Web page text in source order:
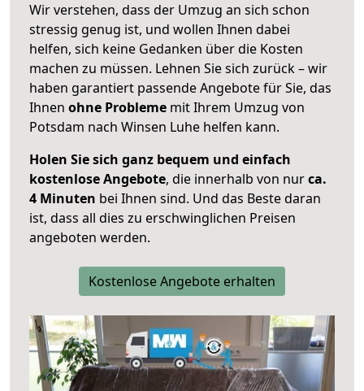
Wir verstehen, dass der Umzug an sich schon
stressig genug ist, und wollen Ihnen dabei
helfen, sich keine Gedanken über die Kosten
machen zu müssen. Lehnen Sie sich zurück – wir
haben garantiert passende Angebote für Sie, das
Ihnen ohne Probleme mit Ihrem Umzug von
Potsdam nach Winsen Luhe helfen kann.
Holen Sie sich ganz bequem und einfach
kostenlose Angebote, die innerhalb von nurca.
4 Minuten bei Ihnen sind. Und das Beste daran
ist, dass all dies zu erschwinglichen Preisen
angeboten werden.
Kostenlose Angebote erhalten